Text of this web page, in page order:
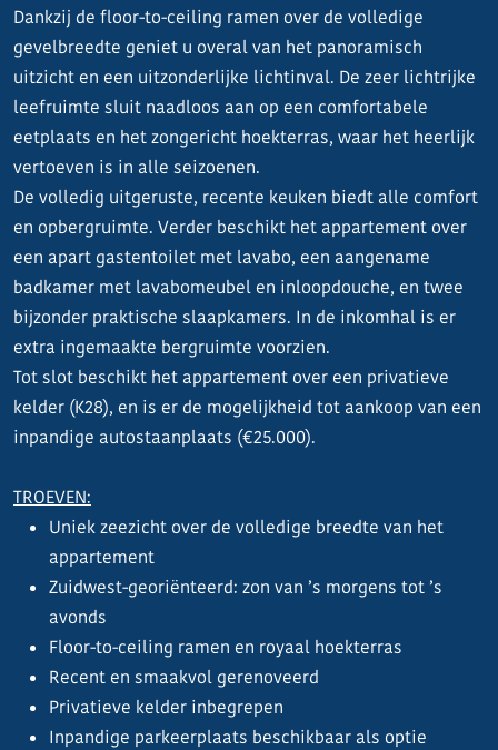
Dankzij de floor-to-ceiling ramen over de volledige
gevelbreedte geniet u overal van het panoramisch
uitzicht en een uitzonderlijke lichtinval. De zeer lichtrijke
leefruimte sluit naadloos aan op een comfortabele
eetplaats en het zongericht hoekterras, waar het heerlijk
vertoeven is in alle seizoenen.
De volledig uitgeruste, recente keuken biedt alle comfort
en opbergruimte. Verder beschikt het appartement over
een apart gastentoilet met lavabo, een aangename
badkamer met lavabomeubel en inloopdouche, en twee
bijzonder praktische slaapkamers. In de inkomhal is er
extra ingemaakte bergruimte voorzien.
Tot slot beschikt het appartement over een privatieve
kelder (K28), en is er de mogelijkheid tot aankoop van een
inpandige autostaanplaats (€25.000).
TROEVEN:
Uniek zeezicht over de volledige breedte van het
appartement
Zuidwest-georiënteerd: zon van ’s morgens tot ’s
avonds
Floor-to-ceiling ramen en royaal hoekterras
Recent en smaakvol gerenoveerd
Privatieve kelder inbegrepen
Inpandige parkeerplaats beschikbaar als optie